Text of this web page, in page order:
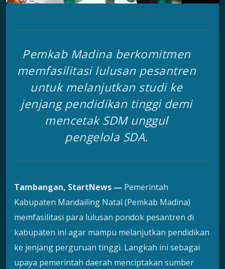
Pemkab Madina berkomitmen
memfasilitasi lulusan pesantren
untuk melanjutkan studi ke
jenjang pendidikan tinggi demi
mencetak SDM unggul
pengelola SDA.
Tambangan, StartNews — Pemerintah
Kabupaten Mandailing Natal (Pemkab Madina)
memfasilitasi para lulusan pondok pesantren di
kabupaten ini agar mampu melanjutkan pendidikan
ke jenjang perguruan tinggi. Langkah ini sebagai
upaya pemerintah daerah menciptakan sumber